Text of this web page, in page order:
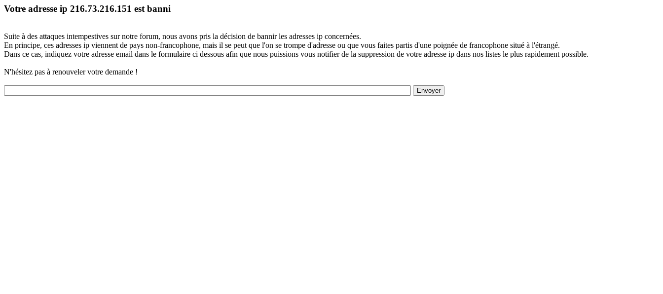
Votre adresse ip 216.73.216.151 est banni
Suite à des attaques intempestives sur notre forum, nous avons pris la décision de bannir les adresses ip concernées.
En principe, ces adresses ip viennent de pays non-francophone, mais il se peut que l'on se trompe d'adresse ou que vous faites partis d'une poignée de francophone situé à l'étrangé.
Dans ce cas, indiquez votre adresse email dans le formulaire ci dessous afin que nous puissions vous notifier de la suppression de votre adresse ip dans nos listes le plus rapidement possible.
N'hésitez pas à renouveler votre demande !